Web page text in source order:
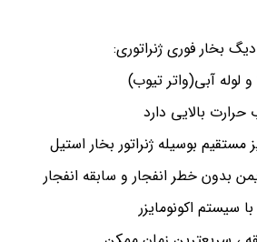
بخار فوری ژنراتوری:
بالایی دارد
مستقیم بوسیله ژنراتور بخار استیل
بدون خطر انفجار و سابقه انفجار